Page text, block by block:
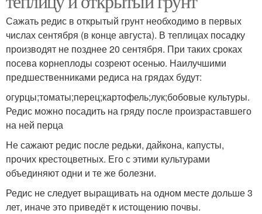
Сажать редис в открытый грунт необходимо в первых
числах сентября (в конце августа). В теплицах посадку
производят не позднее 20 сентября. При таких сроках
посева корнеплоды созреют осенью. Наилучшими
предшественниками редиса на грядах будут:
огурцы;томаты;перец;картофель;лук;бобовые культуры.
Редис можно посадить на гряду после произраставшего
на ней перца
Не сажают редис после редьки, дайкона, капусты,
прочих крестоцветных. Его с этими культурами
объединяют одни и те же болезни.
Редис не следует выращивать на одном месте дольше 3
лет, иначе это приведёт к истощению почвы.